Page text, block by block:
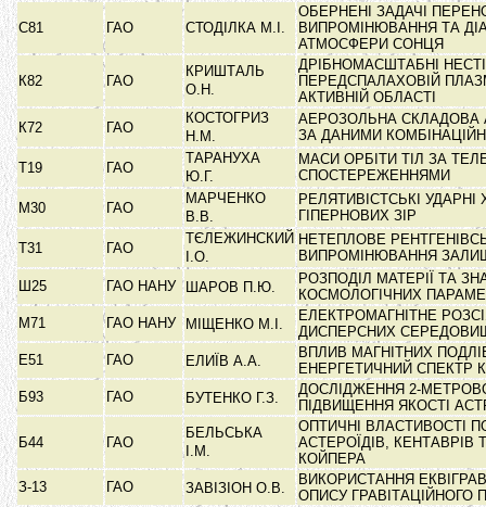
С81 ГАО СТОДІЛКА М.І.
ОБЕРНЕНІ ЗАДАЧІ
ВИПРОМІНЮВАННЯ ТА
АТМОСФЕРИ СОНЦЯ
К82 ГАО
КРИШТАЛЬ
О.Н.
ДРІБНОМАСШТАБНІ
ПЕРЕДСПАЛАХОВІЙ
АКТИВНІЙ ОБЛАСТІ
К72
ГАО
КОСТОГРИЗ
Н.М.
АЕРОЗОЛЬНА СКЛАДОВА
ЗА ДАНИМИ
Т19
ГАО
ТАРАНУХА
Ю.Г.
МАСИ ОРБІТИ ТІЛ ЗА
СПОСТЕРЕЖЕННЯМИ
М30
ГАО
МАРЧЕНКО
В.В.
РЕЛЯТИВІСТСЬКІ
ГІПЕРНОВИХ ЗІР
Т31
ГАО
ТЄЛЕЖИНСКИЙ
І.О.
НЕТЕПЛОВЕ
ВИПРОМІНЮВАННЯ
Ш25
ГАО НАНУ ШАРОВ П.Ю.
РОЗПОДІЛ МАТЕРІЇ ТА
КОСМОЛОГІЧНИХ
М71
ГАО НАНУ МІЩЕНКО М.І.
ЕЛЕКТРОМАГНІТНЕ
ДИСПЕРСНИХ
Е51
ГАО ЕЛИЇВ А.А.
ВПЛИВ МАГНІТНИХ
ЕНЕРГЕТИЧНИЙ СПЕКТР
Б93
ГАО БУТЕНКО Г.З.
ДОСЛІДЖЕННЯ 2-
ПІДВИЩЕННЯ ЯКОСТІ
Б44 ГАО
БЕЛЬСЬКА
І.М.
ОПТИЧНІ ВЛАСТИВОСТІ
АСТЕРОЇДІВ, КЕНТАВРІВ
КОЙПЕРА
З-13
ГАО ЗАВІЗІОН О.В.
ВИКОРИСТАННЯ
ОПИСУ ГРАВІТАЦІЙНОГО